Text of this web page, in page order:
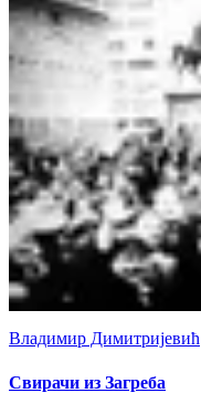
Владимир Димитријевић
Свирачи из Загреба